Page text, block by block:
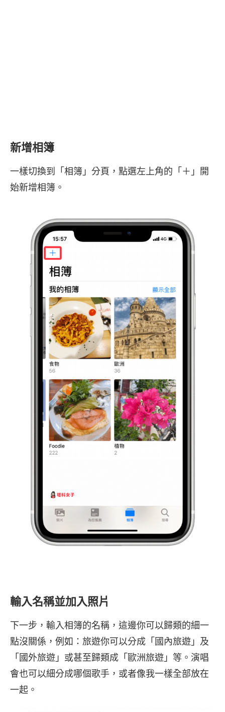
新增相簿
一樣切換到「相簿」分頁，點選左上角的「＋」開
始新增相簿。
輸入名稱並加入照片
下一步，輸入相簿的名稱，這邊你可以歸類的細一
點沒關係，例如：旅遊你可以分成「國內旅遊」及
「國外旅遊」或甚至歸類成「歐洲旅遊」等。演唱
會也可以細分成哪個歌手，或者像我一樣全部放在
一起。